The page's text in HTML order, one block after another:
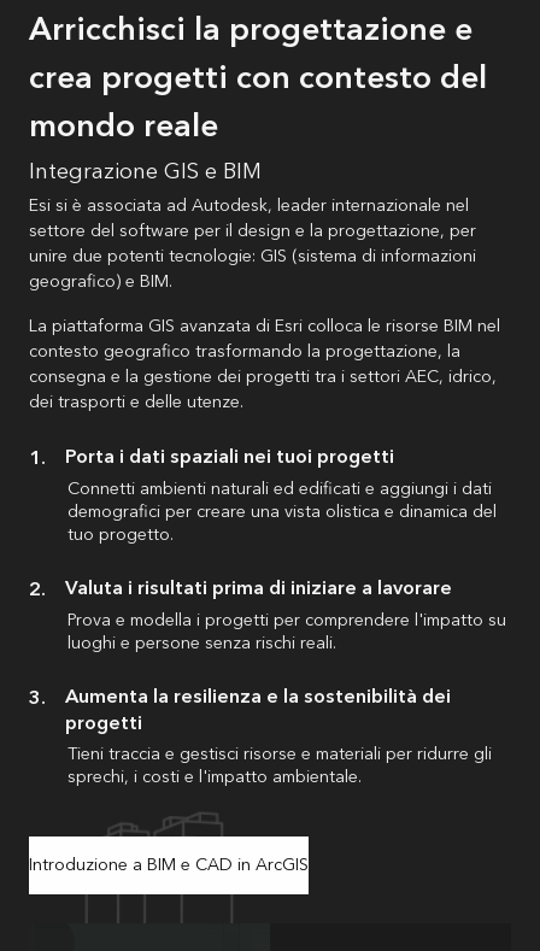
Arricchisci la progettazione e
crea progetti con contesto del
mondo reale
Integrazione GIS e BIM
Esi si è associata ad Autodesk, leader internazionale nel
settore del software per il design e la progettazione, per
unire due potenti tecnologie: GIS (sistema di informazioni
geografico) e BIM.
La piattaforma GIS avanzata di Esri colloca le risorse BIM nel
contesto geografico trasformando la progettazione, la
consegna e la gestione dei progetti tra i settori AEC, idrico,
dei trasporti e delle utenze.
Porta i dati spaziali nei tuoi progetti
Connetti ambienti naturali ed edificati e aggiungi i dati
demografici per creare una vista olistica e dinamica del
tuo progetto.
Valuta i risultati prima di iniziare a lavorare
Prova e modella i progetti per comprendere l'impatto su
luoghi e persone senza rischi reali.
Aumenta la resilienza e la sostenibilità dei
progetti
Tieni traccia e gestisci risorse e materiali per ridurre gli
sprechi, i costi e l'impatto ambientale.
Introduzione a BIM e CAD in ArcGIS